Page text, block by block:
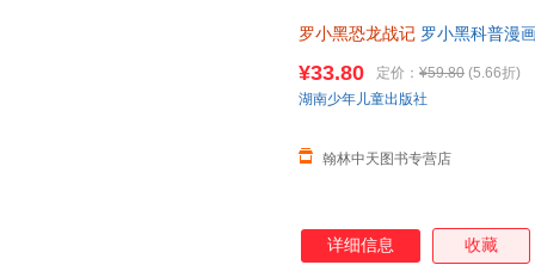
罗小黑恐龙战记 罗小黑科普漫
¥33.80 定价： ¥59.80 (5.66折)
翰林中天图书专营店
湖南少年儿童出版社
详细信息 收藏